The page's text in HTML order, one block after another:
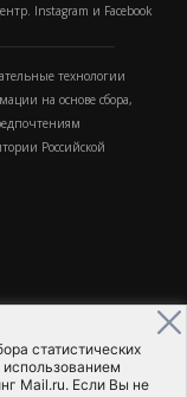
статистических
Mail.ru. Если Вы не
Instagram и Facebook
технологии
на основе сбора,
Российской